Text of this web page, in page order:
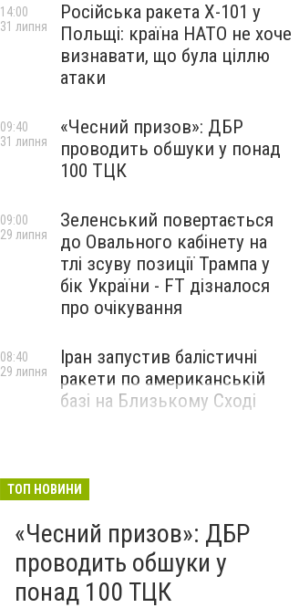
Російська ракета Х-101 у
Польщі: країна НАТО не хоче
визнавати, що була ціллю
атаки
14:00
31 липня
«Чесний призов»: ДБР
проводить обшуки у понад
100 ТЦК
09:40
31 липня
Зеленський повертається
до Овального кабінету на
тлі зсуву позиції Трампа у
бік України - FT дізналося
про очікування
09:00
29 липня
Іран запустив балістичні
ракети по американській
базі на Близькому Сході
08:40
29 липня
ТОП НОВИНИ
«Чесний призов»: ДБР
проводить обшуки у
понад 100 ТЦК